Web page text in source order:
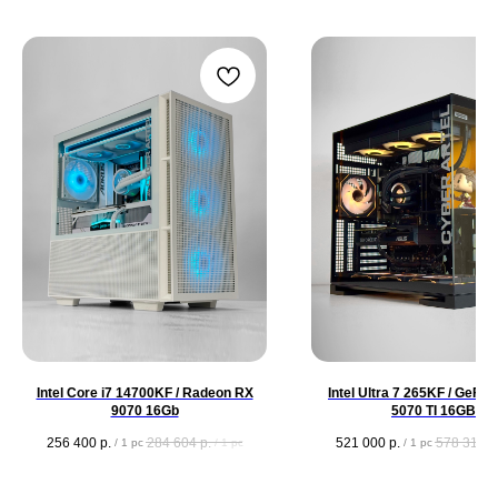
Intel Core i7 14700KF / Radeon RX
9070 16Gb
256 400 р. / 1 pc 284 604 р. / 1 pc
Intel Ultra 7 265KF /
5070 TI 16GB
521 000 р. / 1 pc 578 310